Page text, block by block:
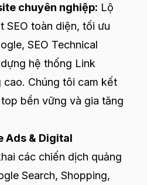
chuyên nghiệp: Lộ
SEO toàn diện, tối ưu
SEO Technical
hệ thống Link
cao. Chúng tôi cam kết
bền vững và gia tăng
Ads & Digital
các chiến dịch quảng
Search, Shopping,